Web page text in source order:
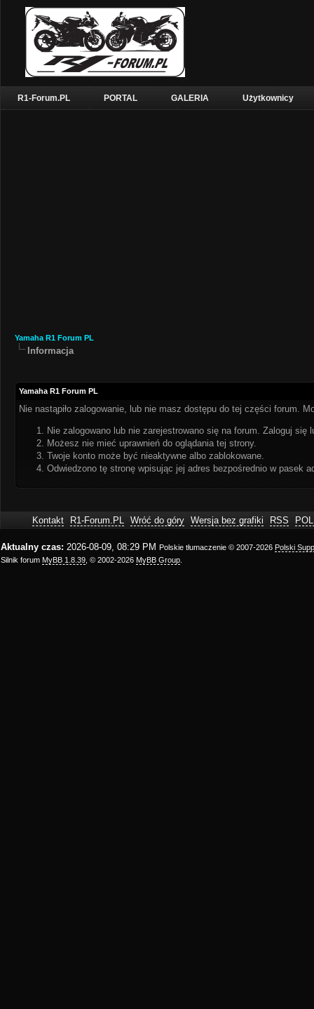
R1-Forum.PL PORTAL GALERIA Użytkownicy
Yamaha R1 Forum PL
Informacja
Yamaha R1 Forum PL
Nie nastąpiło zalogowanie, lub nie masz dostępu do tej części forum.
Nie zalogowano lub nie zarejestrowano się na forum. Zaloguj się
Możesz nie mieć uprawnień do oglądania tej strony.
Twoje konto może być nieaktywne albo zablokowane.
Odwiedzono tę stronę wpisując jej adres bezpośrednio w pasek
Kontakt R1-Forum.PL Wróć do góry Wersja bez grafiki RSS
Aktualny czas: 2026-08-09, 08:29 PM Polskie tłumaczenie © 2007-2026 Polski
Silnik forum MyBB 1.8.39 , © 2002-2026 MyBB Group